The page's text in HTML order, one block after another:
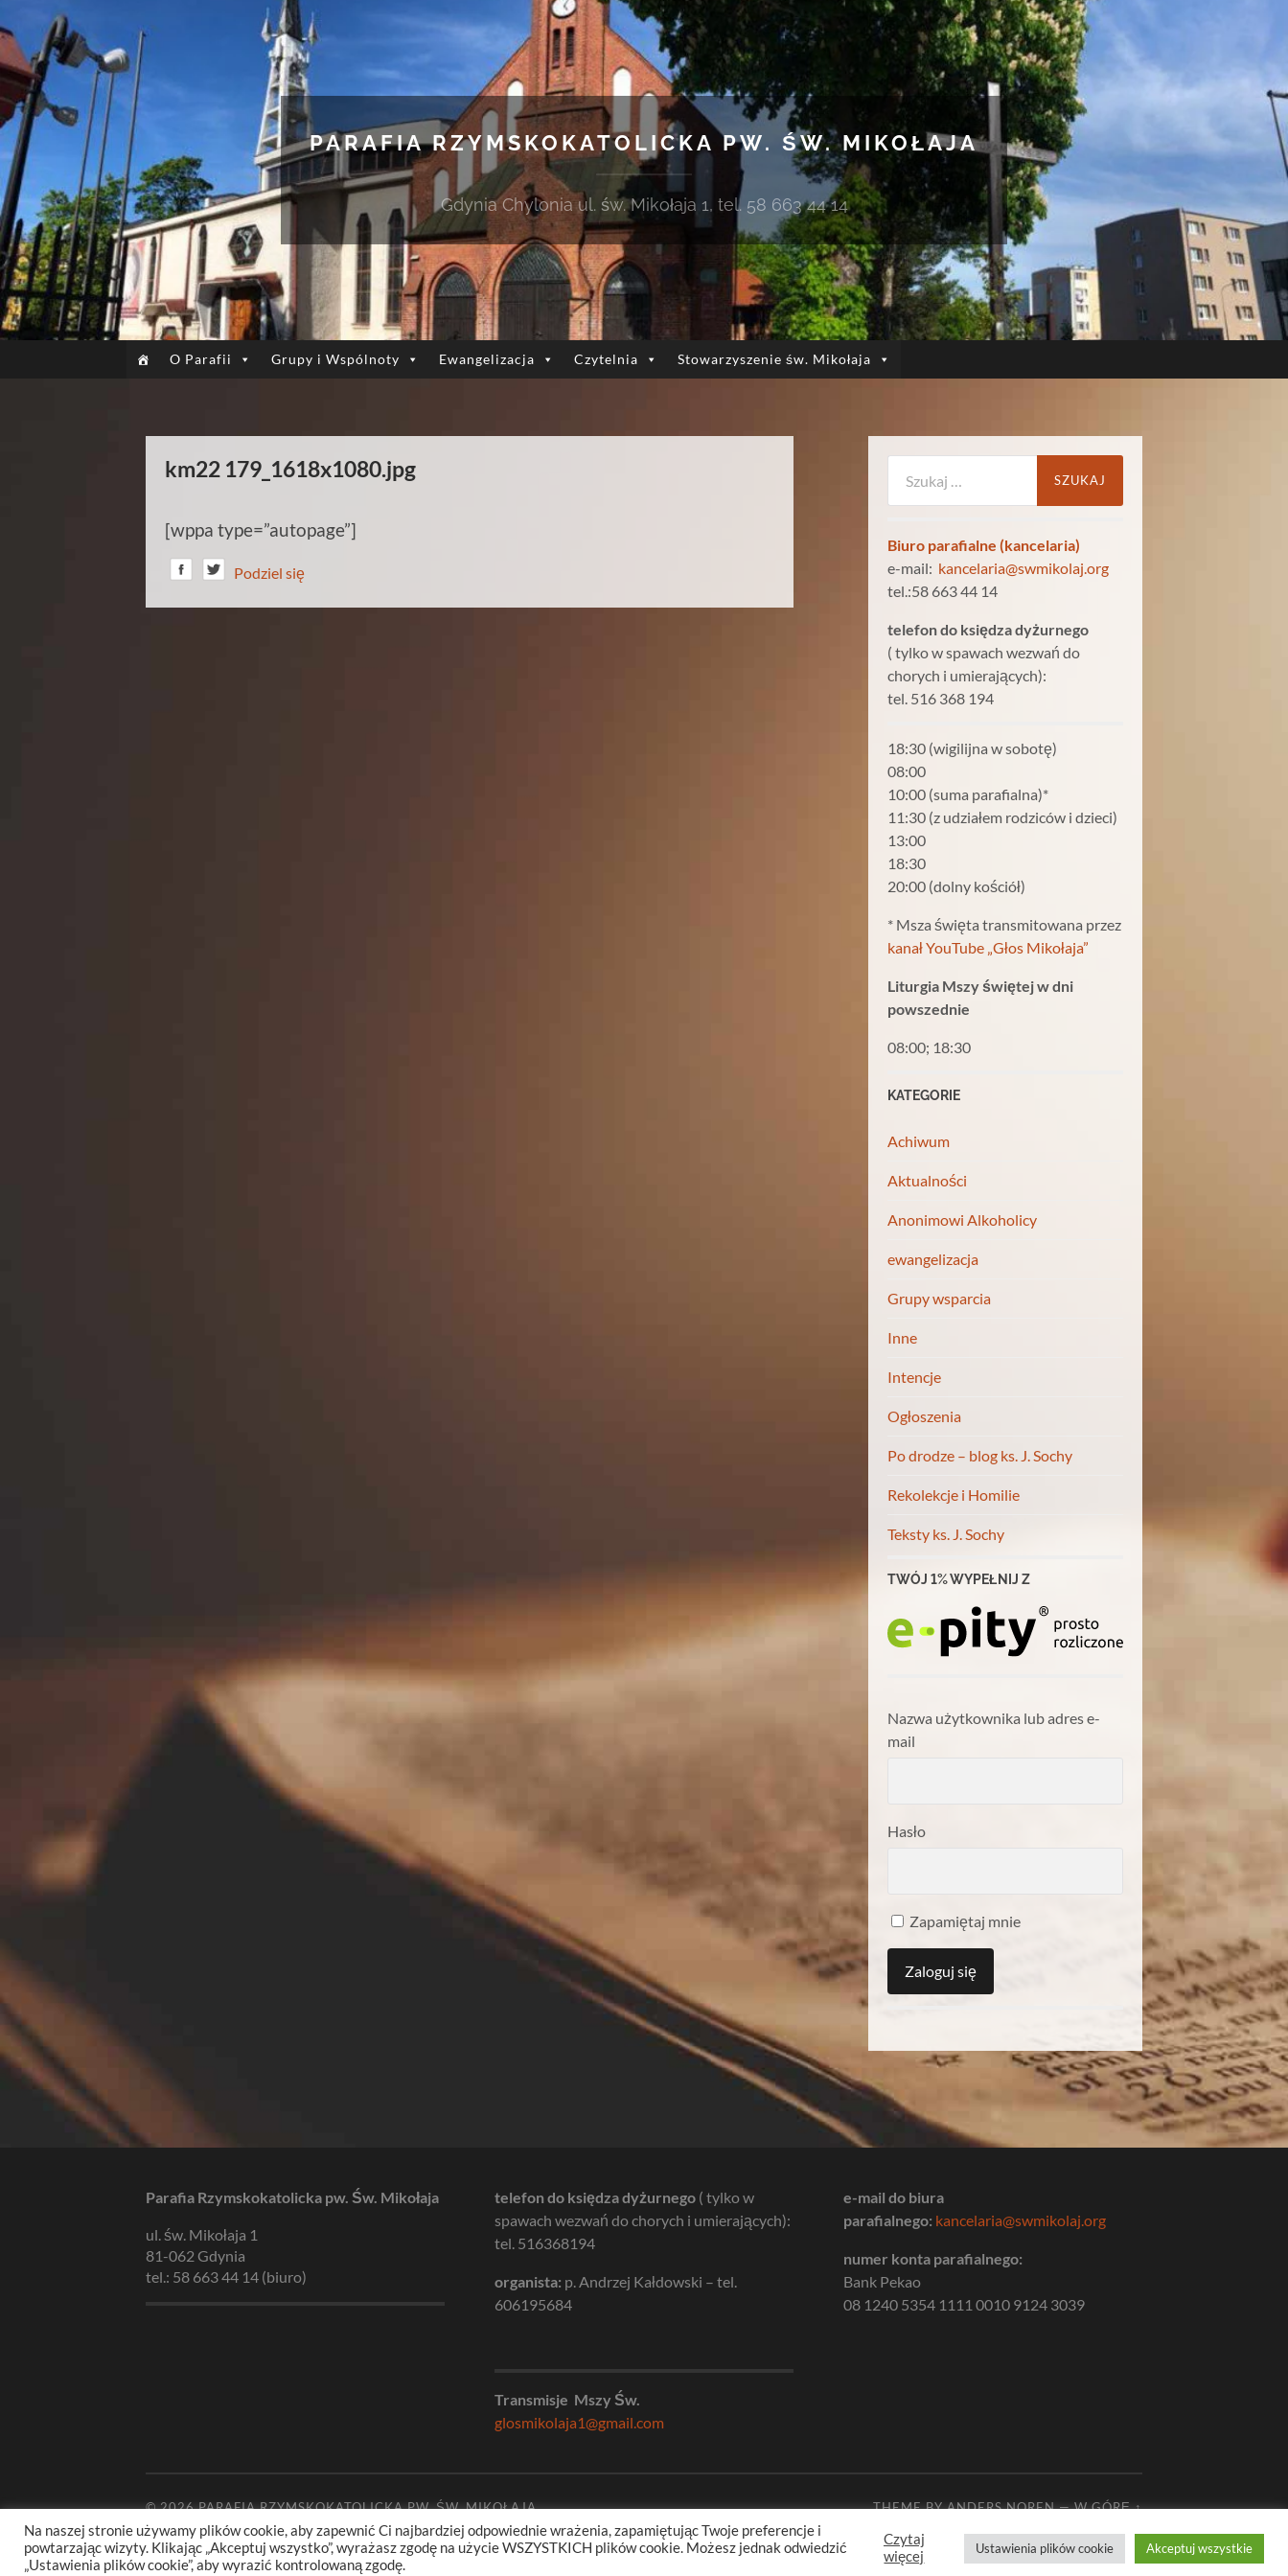
PARAFIA RZYMSKOKATOLICKA PW. ŚW. MIKOŁAJA
Gdynia Chylonia ul. św. Mikołaja 1, tel. 58 663 44 14
O Parafii Grupy i Wspólnoty Ewangelizacja Czytelnia Stowarzyszenie św. Mikołaja
km22 179_1618x1080.jpg
[wppa type=”autopage”]
Podziel się
Biuro parafialne (kancelaria)
e-mail: kancelaria@swmikolaj.org
tel.:58 663 44 14
telefon do księdza dyżurnego
( tylko w spawach wezwań do
chorych i umierających):
tel. 516 368 194
18:30 (wigilijna w sobotę)
08:00
10:00 (suma parafialna)*
11:30 (z udziałem rodziców i dzieci)
13:00
18:30
20:00 (dolny kościół)
* Msza święta transmitowana przez
kanał YouTube „Głos Mikołaja”
Liturgia Mszy świętej w dni
powszednie
08:00; 18:30
KATEGORIE
Achiwum
Aktualności
Anonimowi Alkoholicy
ewangelizacja
Grupy wsparcia
Inne
Intencje
Ogłoszenia
Po drodze – blog ks. J. Sochy
Rekolekcje i Homilie
Teksty ks. J. Sochy
TWÓJ 1% WYPEŁNIJ Z
Nazwa użytkownika lub adres e-
mail
Hasło
Zapamiętaj mnie
Parafia Rzymskokatolicka pw. Św. Mikołaja
ul. św. Mikołaja 1
81-062 Gdynia
tel.: 58 663 44 14 (biuro)
telefon do księdza dyżurnego ( tylko w
spawach wezwań do chorych i umierających):
tel. 516368194
organista: p. Andrzej Kałdowski – tel.
606195684
Transmisje Mszy Św.
glosmikolaja1@gmail.com
e-mail do biura
parafialnego: kancelaria@swmikolaj.org
numer konta parafialnego:
Bank Pekao
08 1240 5354 1111 0010 9124 3039
© 2026PARAFIA RZYMSKOKATOLICKA PW. ŚW. MIKOŁAJA THEME BYANDERS NOREN—W GÓRĘ ↑
Na naszej stronie używamy plików cookie, aby zapewnić Ci najbardziej odpowiednie wrażenia, zapamiętując Twoje preferencje i
powtarzając wizyty. Klikając „Akceptuj wszystko”, wyrażasz zgodę na użycie WSZYSTKICH plików cookie. Możesz jednak odwiedzić
„Ustawienia plików cookie”, aby wyrazić kontrolowaną zgodę.
Czytaj
więcej
Ustawienia plików cookie Akceptuj wszystkie